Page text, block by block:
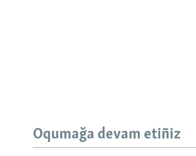
Oqumağa devam etiñiz